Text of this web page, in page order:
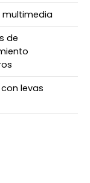
multimedia
de
levas